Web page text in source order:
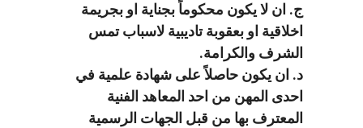
ج. ان لا يكون محكوماً بجناية او بجريمة
اخلاقية او بعقوبة تاديبية لاسباب تمس
الشرف والكرامة.
د. ان يكون حاصلاً على شهادة علمية في
احدى المهن من احد المعاهد الفنية
المعترف بها من قبل الجهات الرسمية